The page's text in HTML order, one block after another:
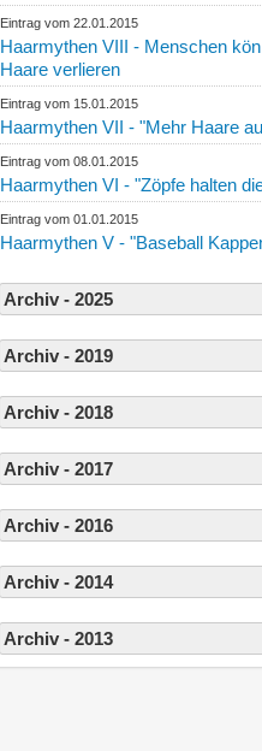
Eintrag vom 22.01.2015
Haarmythen VIII - Menschen
Haare verlieren
Eintrag vom 15.01.2015
Haarmythen VII - "Mehr Haare
Eintrag vom 08.01.2015
Haarmythen VI - "Zöpfe halten
Eintrag vom 01.01.2015
Haarmythen V - "Baseball
Archiv - 2025
Archiv - 2019
Archiv - 2018
Archiv - 2017
Archiv - 2016
Archiv - 2014
Archiv - 2013